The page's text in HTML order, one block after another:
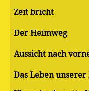
Zeit bricht
Der Heimweg
Aussicht nach
Das Leben